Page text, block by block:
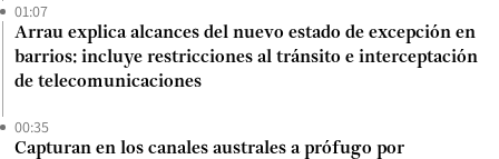
01:07
Arrau explica alcances del nuevo estado de excepción en
barrios: incluye restricciones al tránsito e interceptación
de telecomunicaciones
00:35
Capturan en los canales australes a prófugo por